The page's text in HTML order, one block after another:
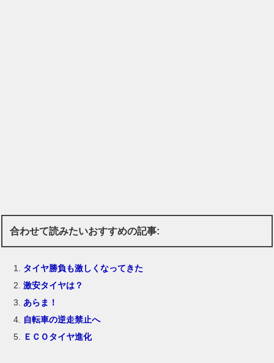
合わせて読みたいおすすめの記事:
タイヤ勝負も激しくなってきた
激安タイヤは？
あらま！
自転車の逆走禁止へ
ＥＣＯタイヤ進化